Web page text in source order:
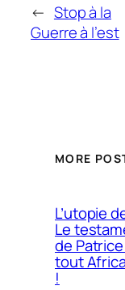
← Stop à la
Guerre à l’est
MORE
L’utopie
Le
de
tout
!